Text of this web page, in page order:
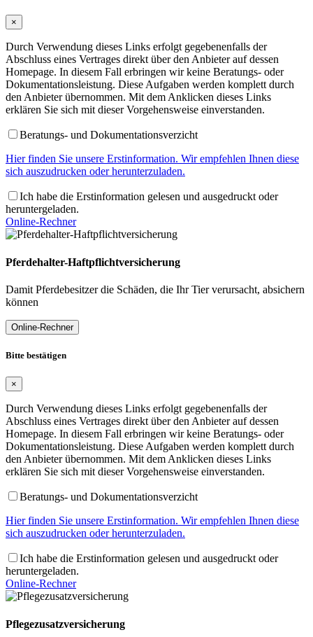
×
Durch Verwendung dieses Links erfolgt gegebenenfalls der
Abschluss eines Vertrages direkt über den Anbieter auf dessen
Homepage. In diesem Fall erbringen wir keine Beratungs- oder
Dokumentationsleistung. Diese Aufgaben werden komplett durch
den Anbieter übernommen. Mit dem Anklicken dieses Links
erklären Sie sich mit dieser Vorgehensweise einverstanden.
Beratungs- und Dokumentationsverzicht
Hier finden Sie unsere Erstinformation. Wir empfehlen Ihnen diese
sich auszudrucken oder herunterzuladen.
Ich habe die Erstinformation gelesen und ausgedruckt oder
heruntergeladen.
Online-Rechner
Pferdehalter-Haftpflichtversicherung
Damit Pferdebesitzer die Schäden, die Ihr Tier verursacht, absichern
können
Online-Rechner
Bitte bestätigen
×
Durch Verwendung dieses Links erfolgt gegebenenfalls der
Abschluss eines Vertrages direkt über den Anbieter auf dessen
Homepage. In diesem Fall erbringen wir keine Beratungs- oder
Dokumentationsleistung. Diese Aufgaben werden komplett durch
den Anbieter übernommen. Mit dem Anklicken dieses Links
erklären Sie sich mit dieser Vorgehensweise einverstanden.
Beratungs- und Dokumentationsverzicht
Hier finden Sie unsere Erstinformation. Wir empfehlen Ihnen diese
sich auszudrucken oder herunterzuladen.
Ich habe die Erstinformation gelesen und ausgedruckt oder
heruntergeladen.
Online-Rechner
Pflegezusatzversicherung